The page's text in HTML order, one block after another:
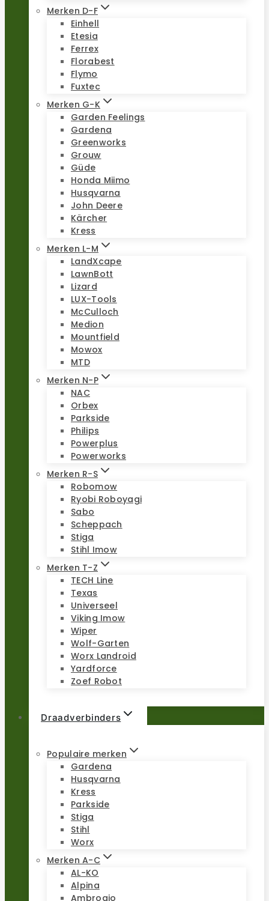
Merken D-F
Einhell
Etesia
Ferrex
Florabest
Flymo
Fuxtec
Merken G-K
Garden Feelings
Gardena
Greenworks
Grouw
Güde
Honda Miimo
Husqvarna
John Deere
Kärcher
Kress
Merken L-M
LandXcape
LawnBott
Lizard
LUX-Tools
McCulloch
Medion
Mountfield
Mowox
MTD
Merken N-P
NAC
Orbex
Parkside
Philips
Powerplus
Powerworks
Merken R-S
Robomow
Ryobi Roboyagi
Sabo
Scheppach
Stiga
Stihl Imow
Merken T-Z
TECH Line
Texas
Universeel
Viking Imow
Wiper
Wolf-Garten
Worx Landroid
Yardforce
Zoef Robot
Draadverbinders
Populaire merken
Gardena
Husqvarna
Kress
Parkside
Stiga
Stihl
Worx
Merken A-C
AL-KO
Alpina
Ambrogio